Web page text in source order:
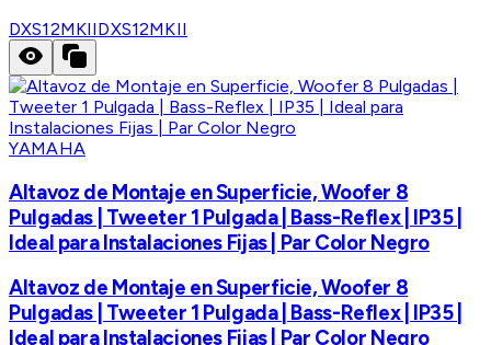
DXS12MKIIDXS12MKII
YAMAHA
Altavoz de Montaje en Superficie, Woofer 8
Pulgadas | Tweeter 1 Pulgada | Bass-Reflex | IP35 |
Ideal para Instalaciones Fijas | Par Color Negro
Altavoz de Montaje en Superficie, Woofer 8
Pulgadas | Tweeter 1 Pulgada | Bass-Reflex | IP35 |
Ideal para Instalaciones Fijas | Par Color Negro